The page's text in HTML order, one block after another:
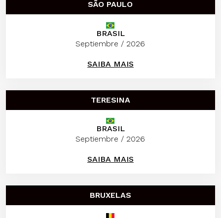
SÃO PAULO
BRASIL
Septiembre / 2026
SAIBA MAIS
TERESINA
BRASIL
Septiembre / 2026
SAIBA MAIS
BRUXELAS